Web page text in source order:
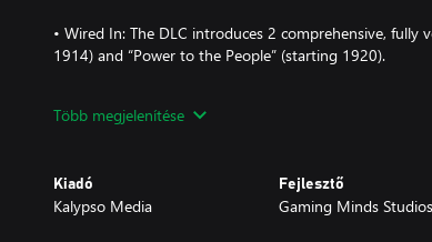
• Wired In: The DLC introduces 2 comprehensive, fully
1914) and “Power to the People” (starting 1920).
playable as one huge map and 5 detailed map sections.
and Herbal Candies to delicious Cheese Fondue.
Több megjelenítése
Kiadó
Kalypso Media
Fejlesztő
Gaming Minds Studios